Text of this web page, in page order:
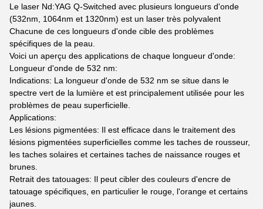
Le laser Nd:YAG Q-Switched avec plusieurs longueurs d'onde
(532nm, 1064nm et 1320nm) est un laser très polyvalent
Chacune de ces longueurs d'onde cible des problèmes
spécifiques de la peau.
Voici un aperçu des applications de chaque longueur d'onde:
Longueur d'onde de 532 nm:
Indications: La longueur d'onde de 532 nm se situe dans le
spectre vert de la lumière et est principalement utilisée pour les
problèmes de peau superficielle.
Applications:
Les lésions pigmentées: Il est efficace dans le traitement des
lésions pigmentées superficielles comme les taches de rousseur,
les taches solaires et certaines taches de naissance rouges et
brunes.
Retrait des tatouages: Il peut cibler des couleurs d'encre de
tatouage spécifiques, en particulier le rouge, l'orange et certains
jaunes.